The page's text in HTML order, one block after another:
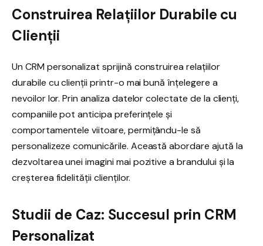
Construirea Relațiilor Durabile cu
Clienții
Un CRM personalizat sprijină construirea relațiilor
durabile cu clienții printr-o mai bună înțelegere a
nevoilor lor. Prin analiza datelor colectate de la clienți,
companiile pot anticipa preferințele și
comportamentele viitoare, permițându-le să
personalizeze comunicările. Această abordare ajută la
dezvoltarea unei imagini mai pozitive a brandului și la
creșterea fidelității clienților.
Studii de Caz: Succesul prin CRM
Personalizat